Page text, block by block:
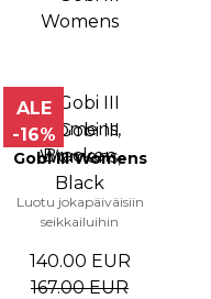
ALE
-16%
Gobi III Womens
Luotu jokapäiväisiin
seikkailuihin
140.00 EUR
167.00 EUR